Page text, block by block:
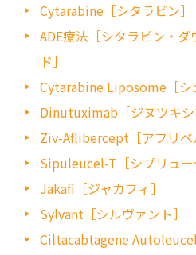
Cytarabine［シタラビン］
ADE療法［シタラビン・
ド］
Cytarabine Liposome［シ
Dinutuximab［ジヌツキシ
Ziv-Aflibercept［アフリベ
Sipuleucel-T［シプリュー
Jakafi［ジャカフィ］
Sylvant［シルヴァント］
Ciltacabtagene